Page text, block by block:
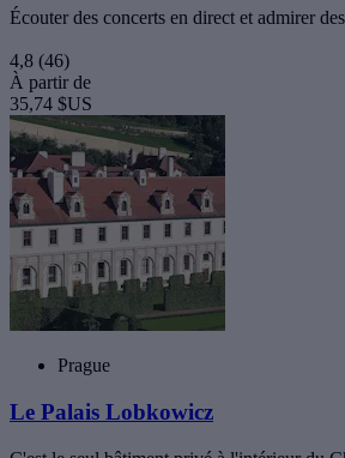
Écouter des concerts en direct et admirer
4,8 (46)
À partir de
35,74 $US
Prague
Le Palais Lobkowicz